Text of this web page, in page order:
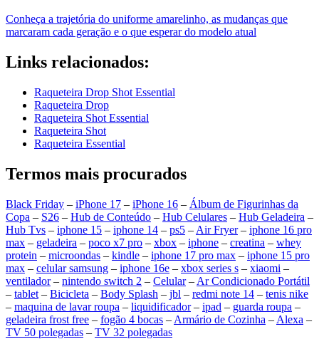
Conheça a trajetória do uniforme amarelinho, as mudanças que
marcaram cada geração e o que esperar do modelo atual
Links relacionados:
Raqueteira Drop Shot Essential
Raqueteira Drop
Raqueteira Shot Essential
Raqueteira Shot
Raqueteira Essential
Termos mais procurados
Black Friday – iPhone 17 – iPhone 16 – Álbum de Figurinhas da
Copa – S26 – Hub de Conteúdo – Hub Celulares – Hub Geladeira –
Hub Tvs – iphone 15 – iphone 14 – ps5 – Air Fryer– iphone 16 pro
max – geladeira – poco x7 pro – xbox – iphone – creatina – whey
protein – microondas – kindle – iphone 17 pro max – iphone 15 pro
max – celular samsung – iphone 16e – xbox series s – xiaomi –
ventilador– nintendo switch 2 – Celular– Ar Condicionado Portátil
– tablet – Bicicleta – Body Splash – jbl – redmi note 14 – tenis nike
– maquina de lavar roupa – liquidificador– ipad – guarda roupa –
geladeira frost free – fogão 4 bocas – Armário de Cozinha – Alexa –
TV 50 polegadas – TV 32 polegadas